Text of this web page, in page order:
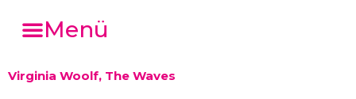
Menü
Virginia Woolf, The Waves